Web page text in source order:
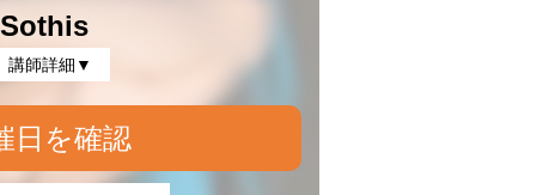
Sothis
講師詳細▼
日を確認